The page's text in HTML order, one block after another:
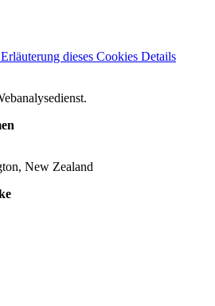
Erläuterung dieses Cookies Details
New Zealand